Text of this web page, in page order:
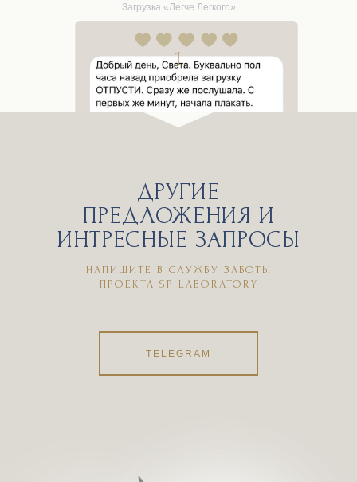
Загрузка «Легче Легкого»
Загрузка «Время пришло, отпусти»
1
TELEGRAM
ДРУГИЕ
ПРЕДЛОЖЕНИЯ И
ИНТРЕСНЫЕ ЗАПРОСЫ
НАПИШИТЕ В СЛУЖБУ ЗАБОТЫ
ПРОЕКТА SP LABORATORY